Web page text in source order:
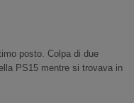
posto. Colpa di due
PS15 mentre si trovava in